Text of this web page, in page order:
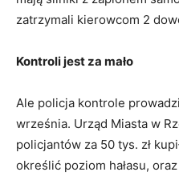
zatrzymali kierowcom 2
Kontroli jest za mało
Ale policja kontrole
września. Urząd Miasta w
policjantów za 50 tys. zł
określić poziom hałasu,